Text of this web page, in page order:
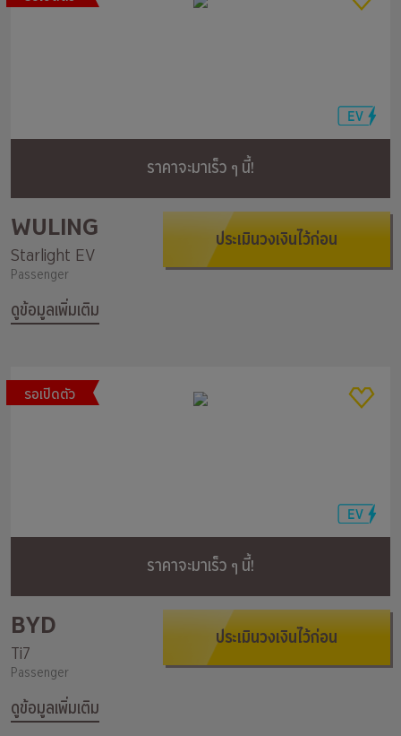
ราคาจะมาเร็ว ๆ นี้!
WULING
Starlight EV
Passenger
ดูข้อมูลเพิ่มเติม
ประเมินวงเงินไว้ก่อน
รอเปิดตัว
ราคาจะมาเร็ว ๆ นี้!
BYD
Ti7
Passenger
ดูข้อมูลเพิ่มเติม
ประเมินวงเงินไว้ก่อน